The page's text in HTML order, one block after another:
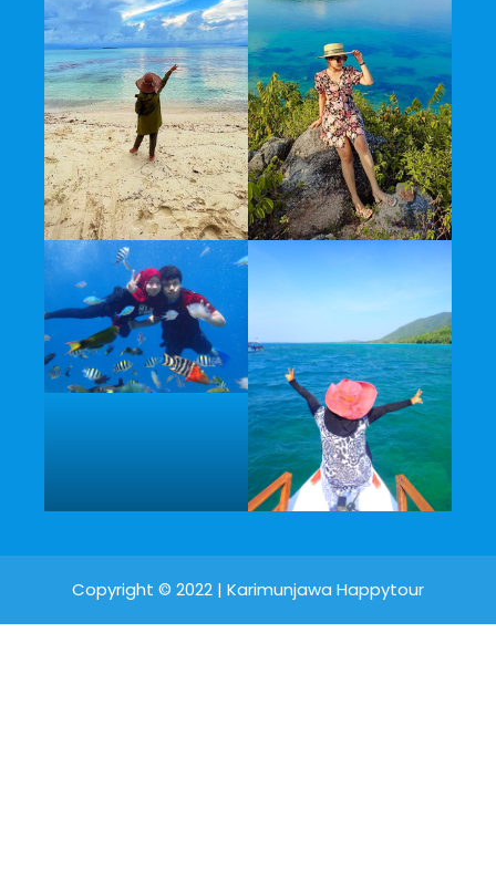
Copyright © 2022 | Karimunjawa Happytour